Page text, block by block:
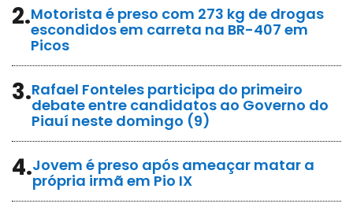
2.Motorista é preso com 273 kg de drogas
escondidos em carreta na BR-407 em
Picos
3.Rafael Fonteles participa do primeiro
debate entre candidatos ao Governo do
Piauí neste domingo (9)
4.Jovem é preso após ameaçar matar a
própria irmã em Pio IX